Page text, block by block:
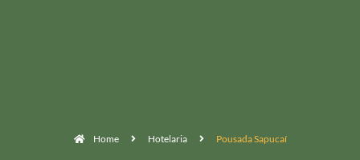
Home Hotelaria Pousada Sapucaí